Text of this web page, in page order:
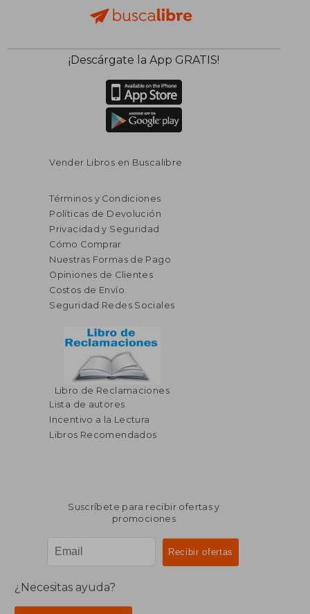
¡Descárgate la App GRATIS!
Vender Libros en Buscalibre
Términos y Condiciones
Políticas de Devolución
Privacidad y Seguridad
Cómo Comprar
Nuestras Formas de Pago
Opiniones de Clientes
Costos de Envío
Seguridad Redes Sociales
Libro de Reclamaciones
Lista de autores
Incentivo a la Lectura
Libros Recomendados
Suscríbete para recibir ofertas y
promociones
¿Necesitas ayuda?